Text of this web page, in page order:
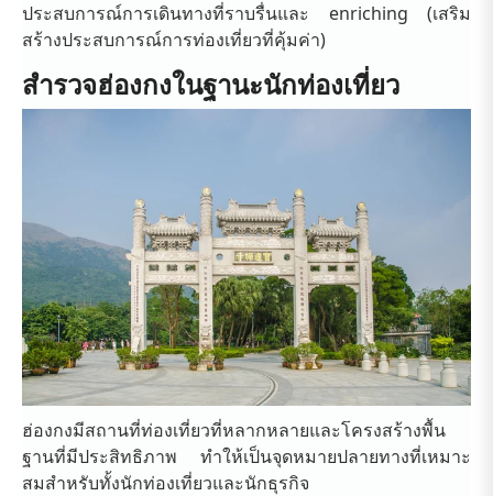
ประสบการณ์การเดินทางที่ราบรื่นและ enriching (เสริม
สร้างประสบการณ์การท่องเที่ยวที่คุ้มค่า)
สำรวจฮ่องกงในฐานะนักท่องเที่ยว
ฮ่องกงมีสถานที่ท่องเที่ยวที่หลากหลายและโครงสร้างพื้น
ฐานที่มีประสิทธิภาพ ทำให้เป็นจุดหมายปลายทางที่เหมาะ
สมสำหรับทั้งนักท่องเที่ยวและนักธุรกิจ